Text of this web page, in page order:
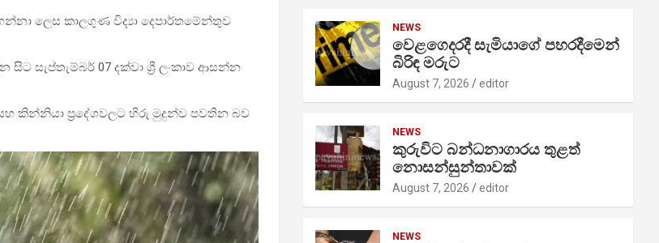
ලෙස කාලගුණ විද්‍යා දෙපාර්තමේන්තුව
සැප්තැම්බර් 07 දක්වා ශ්‍රී ලංකාව ආසන්න
කින්නියා ප්‍රදේශවලට හිරු මුදුන්ව පවතින බව
NEWS
වෙළගෙදරදී සැමියාගේ පහරදීමෙන්
බිරිඳ මරුට
August 7, 2026 editor
NEWS
කුරුවිට බන්ධනාගාරය තුළත්
නොසන්සුන්තාවක්
August 7, 2026 editor
NEWS